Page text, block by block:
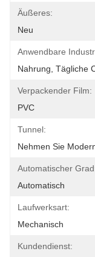
Äußeres:
Neu
Anwendbare
Nahrung, Tägliche
Verpackender Film:
PVC
Tunnel:
Nehmen Sie
Automatischer
Automatisch
Laufwerksart:
Mechanisch
Kundendienst: